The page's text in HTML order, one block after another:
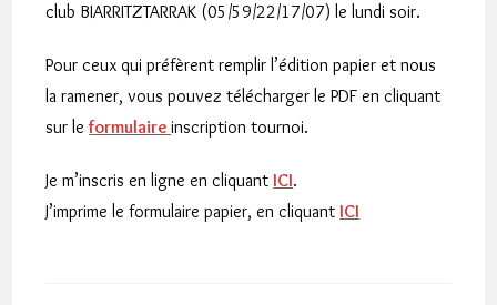
club BIARRITZTARRAK (05/59/22/17/07) le lundi soir.
Pour ceux qui préfèrent remplir l’édition papier et nous
la ramener, vous pouvez télécharger le PDF en cliquant
sur leformulaireinscription tournoi.
Je m’inscris en ligne en cliquant ICI.
J’imprime le formulaire papier, en cliquant ICI